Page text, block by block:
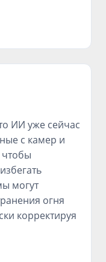
ИИ уже сейчас
с камер и
могут
огня
корректируя